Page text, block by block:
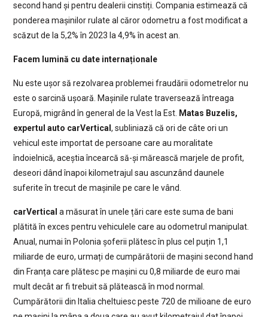
second hand și pentru dealerii cinstiți. Compania estimează că
ponderea mașinilor rulate al căror odometru a fost modificat a
scăzut de la 5,2% în 2023 la 4,9% în acest an.
Facem lumină cu date internaționale
Nu este ușor să rezolvarea problemei fraudării odometrelor nu
este o sarcină ușoară. Mașinile rulate traversează întreaga
Europă, migrând în general de la Vest la Est. Matas Buzelis,
expertul auto carVertical , subliniază că ori de câte ori un
vehicul este importat de persoane care au moralitate
îndoielnică, aceștia încearcă să-și mărească marjele de profit,
deseori dând înapoi kilometrajul sau ascunzând daunele
suferite în trecut de mașinile pe care le vând.
carVertical a măsurat în unele țări care este suma de bani
plătită în exces pentru vehiculele care au odometrul manipulat.
Anual, numai în Polonia șoferii plătesc în plus cel puțin 1,1
miliarde de euro, urmați de cumpărătorii de mașini second hand
din Franța care plătesc pe mașini cu 0,8 miliarde de euro mai
mult decât ar fi trebuit să plătească în mod normal.
Cumpărătorii din Italia cheltuiesc peste 720 de milioane de euro